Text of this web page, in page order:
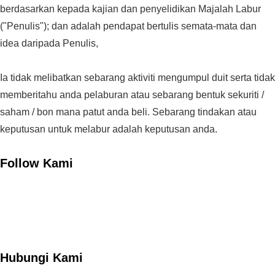
berdasarkan kepada kajian dan penyelidikan Majalah Labur
("Penulis"); dan adalah pendapat bertulis semata-mata dan
idea daripada Penulis,
Ia tidak melibatkan sebarang aktiviti mengumpul duit serta tidak
memberitahu anda pelaburan atau sebarang bentuk sekuriti /
saham / bon mana patut anda beli. Sebarang tindakan atau
keputusan untuk melabur adalah keputusan anda.
Follow Kami
Hubungi Kami